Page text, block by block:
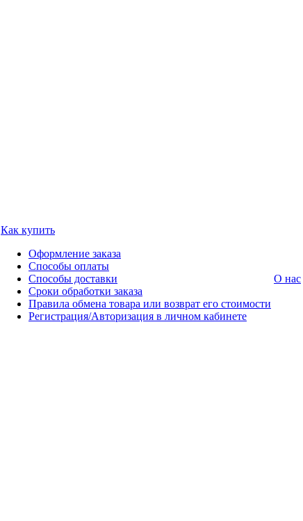
Как купить
Оформление заказа
Способы оплаты
Способы доставки
Сроки обработки заказа
Правила обмена товара или возврат его стоимости
Регистрация/Авторизация в личном кабинете
О нас